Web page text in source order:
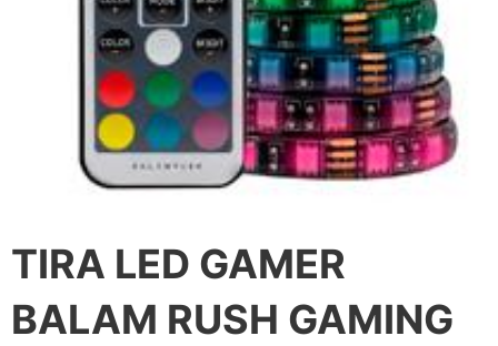
TIRA LED GAMER
BALAM RUSH GAMING